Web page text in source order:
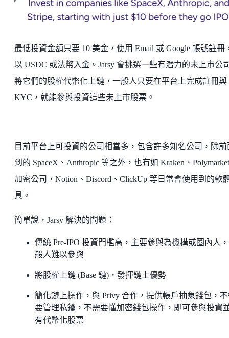
最低投資金額只要 10 美金，使用 Email 或 Google 帳號註冊
以 USDC 或法幣入金。Jarsy 會挑選一些有潛力的未上市公
將它們的股權代幣化上鏈，一般人只要在平台上完成註冊與
KYC，就能參與投資這些未上市股票。
目前平台上可投資的公司相當多，包含許多知名公司，除前
到的 SpaceX、Anthropic 等之外，也有如 Kraken、
加密公司，Notion、Discord、ClickUp 等日常會使用到的軟
具。
簡單說，Jarsy 解決的問題：
傳統 Pre-IPO 投資門檻高，主要參與為機構或圈內人
般人難以參與
將股權上鏈 (Base 鏈)，發揮鏈上優勢
簡化鏈上操作，與 Privy 合作，提供帳戶抽象錢包，
要管理私鑰，不需要懂加密錢包操作，即可參與投資
有代幣化股票